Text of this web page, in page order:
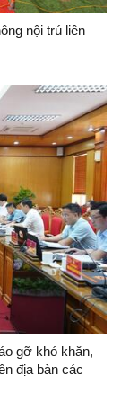
nội trú liên
gỡ khó khăn,
địa bàn các